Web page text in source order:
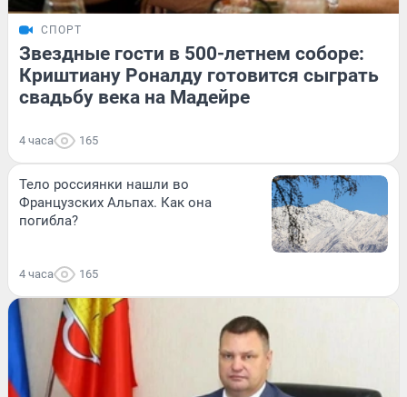
СПОРТ
Звездные гости в 500-летнем соборе:
Криштиану Роналду готовится сыграть
свадьбу века на Мадейре
4 часа 165
Тело россиянки нашли во
Французских Альпах. Как она
погибла?
4 часа 165